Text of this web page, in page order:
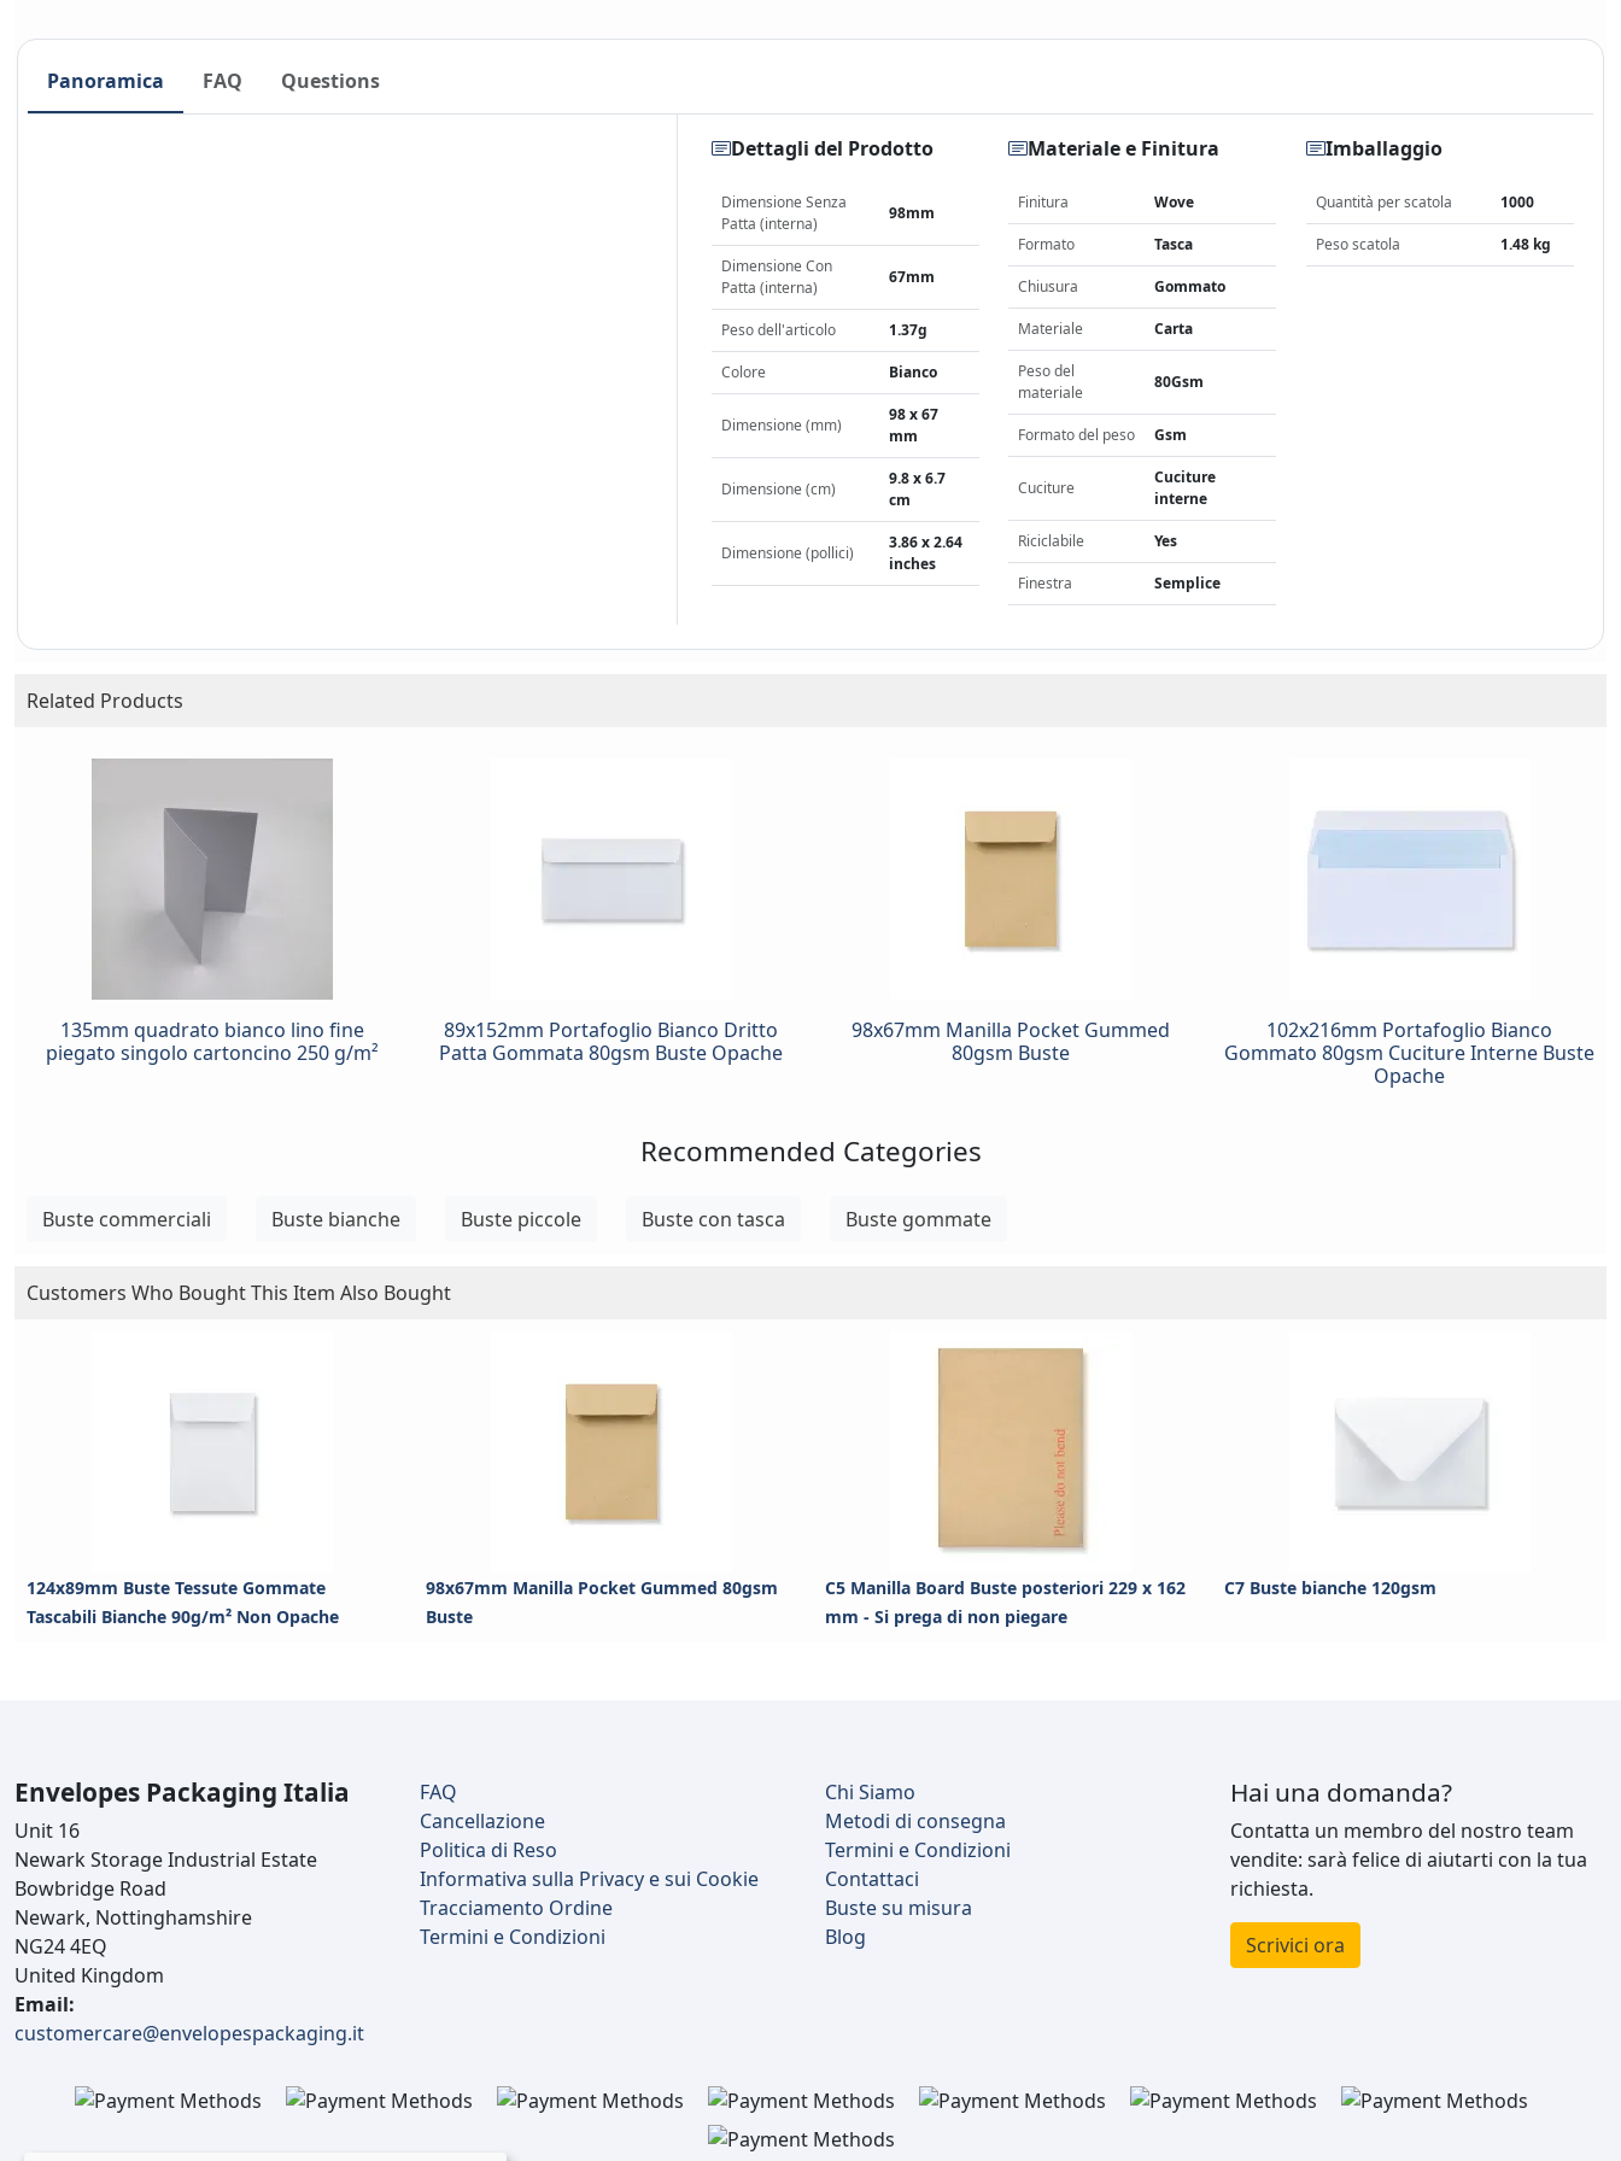
Panoramica FAQ Questions
Dettagli del Prodotto
Dimensione Senza
Patta (interna)
98mm
Dimensione Con
Patta (interna)
67mm
Peso dell'articolo 1.37g
Colore Bianco
Dimensione (mm)
98 x 67
mm
Dimensione (cm)
9.8 x 6.7
cm
Dimensione (pollici)
3.86 x 2.64
inches
Materiale e Finitura
Finitura Wove
Formato Tasca
Chiusura Gommato
Materiale Carta
Peso del
materiale
80Gsm
Formato del peso Gsm
Cuciture
Cuciture
interne
Riciclabile Yes
Finestra Semplice
Imballaggio
Quantità per scatola 1000
Peso scatola 1.48 kg
Related Products
135mm quadrato bianco lino fine
piegato singolo cartoncino 250 g/m²
89x152mm Portafoglio Bianco Dritto
Patta Gommata 80gsm Buste Opache
98x67mm Manilla Pocket Gummed
80gsm Buste
102x216mm Portafoglio Bianco
Gommato 80gsm Cuciture Interne Buste
Opache
Recommended Categories
Buste commerciali Buste bianche Buste piccole Buste con tasca Buste gommate
Customers Who Bought This Item Also Bought
124x89mm Buste Tessute Gommate
Tascabili Bianche 90g/m² Non Opache
98x67mm Manilla Pocket Gummed 80gsm
Buste
C5 Manilla Board Buste posteriori 229 x 162
mm - Si prega di non piegare
C7 Buste bianche 120gsm
Envelopes Packaging Italia
Unit 16
Newark Storage Industrial Estate
Bowbridge Road
Newark, Nottinghamshire
NG24 4EQ
United Kingdom
Email:
customercare@envelopespackaging.it
FAQ
Cancellazione
Politica di Reso
Informativa sulla Privacy e sui Cookie
Tracciamento Ordine
Termini e Condizioni
Chi Siamo
Metodi di consegna
Termini e Condizioni
Contattaci
Buste su misura
Blog
Hai una domanda?
Contatta un membro del nostro team
vendite: sarà felice di aiutarti con la tua
richiesta.
Scrivici ora